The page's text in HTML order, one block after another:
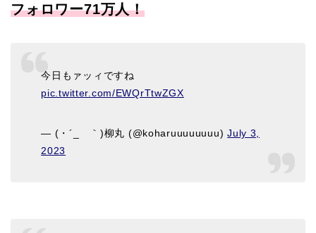
フォロワー71万人！
今日もァッィですね
pic.twitter.com/EWQrTtwZGX
— (・´_ゝ｀)柳丸 (@koharuuuuuuuu)July 3,
2023